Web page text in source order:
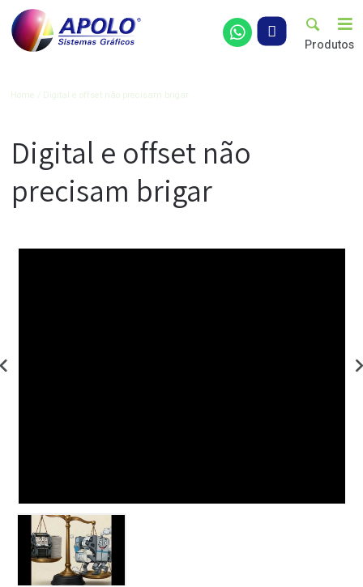
Artigos
Digital e offset não
precisam brigar